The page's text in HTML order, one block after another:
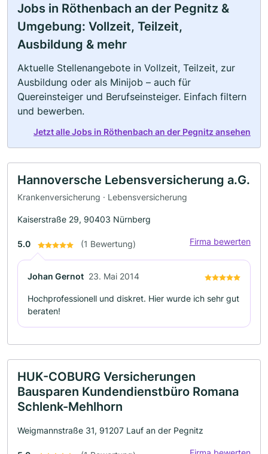
Jobs in Röthenbach an der Pegnitz &
Umgebung: Vollzeit, Teilzeit,
Ausbildung & mehr
Aktuelle Stellenangebote in Vollzeit, Teilzeit, zur
Ausbildung oder als Minijob – auch für
Quereinsteiger und Berufseinsteiger. Einfach filtern
und bewerben.
Jetzt alle Jobs in Röthenbach an der Pegnitz ansehen
Hannoversche Lebensversicherung a.G.
Krankenversicherung · Lebensversicherung
Kaiserstraße 29, 90403 Nürnberg
5.0 (1 Bewertung) Firma bewerten
Johan Gernot 23. Mai 2014
Hochprofessionell und diskret. Hier wurde ich sehr gut
beraten!
HUK-COBURG Versicherungen
Bausparen Kundendienstbüro Romana
Schlenk-Mehlhorn
Weigmannstraße 31, 91207 Lauf an der Pegnitz